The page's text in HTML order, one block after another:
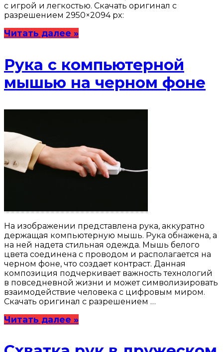
с игрой и легкостью. Скачать оригинал с
разрешением 2950×2094 px:
Читать далее »
Рука с компьютерной
мышью на черном фоне
На изображении представлена рука, аккуратно
держащая компьютерную мышь. Рука обнажена, а
на ней надета стильная одежда. Мышь белого
цвета соединена с проводом и располагается на
черном фоне, что создает контраст. Данная
композиция подчеркивает важность технологий
в повседневной жизни и может символизировать
взаимодействие человека с цифровым миром.
Скачать оригинал с разрешением …
Читать далее »